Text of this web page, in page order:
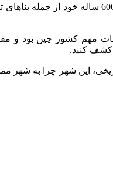
ورود به این شهر، ممنوع است! اما این
مهم کشور چین بود
کشف کنید.
این شهر چرا به